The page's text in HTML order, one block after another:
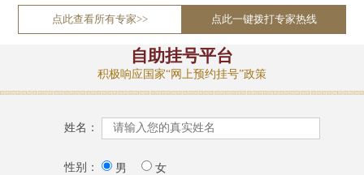
点此查看所有专家>> 点此一键拨打专家热线
自助挂号平台
积极响应国家“网上预约挂号”政策
姓名：
性别： 男 女